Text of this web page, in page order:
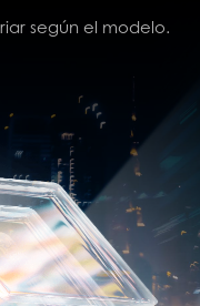
según el modelo.